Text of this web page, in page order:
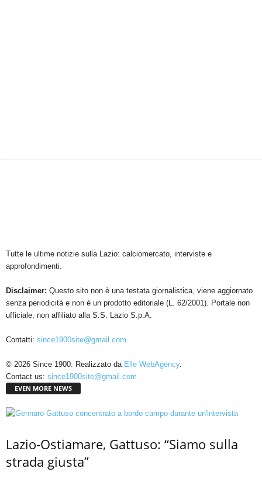
Tutte le ultime notizie sulla Lazio: calciomercato, interviste e
approfondimenti.
Disclaimer: Questo sito non è una testata giornalistica, viene aggiornato
senza periodicità e non è un prodotto editoriale (L. 62/2001). Portale non
ufficiale, non affiliato alla S.S. Lazio S.p.A.
Contatti: since1900site@gmail.com
© 2026 Since 1900. Realizzato da Elle WebAgency.
Contact us: since1900site@gmail.com
EVEN MORE NEWS
Lazio-Ostiamare, Gattuso: “Siamo sulla
strada giusta”